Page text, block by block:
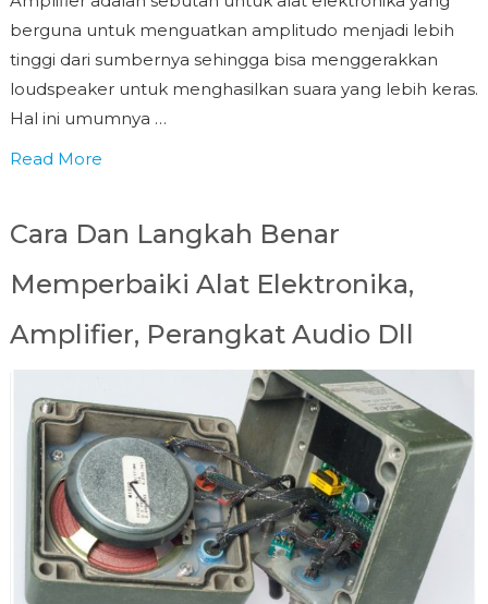
berguna untuk menguatkan amplitudo menjadi lebih
tinggi dari sumbernya sehingga bisa menggerakkan
loudspeaker untuk menghasilkan suara yang lebih keras.
Hal ini umumnya …
Read More
Cara Dan Langkah Benar
Memperbaiki Alat Elektronika,
Amplifier, Perangkat Audio Dll